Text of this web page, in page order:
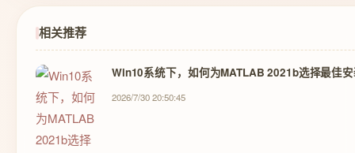
相关推荐
Win10系统下，如何为MATLAB 2021b选择最佳
2026/7/30 20:50:45